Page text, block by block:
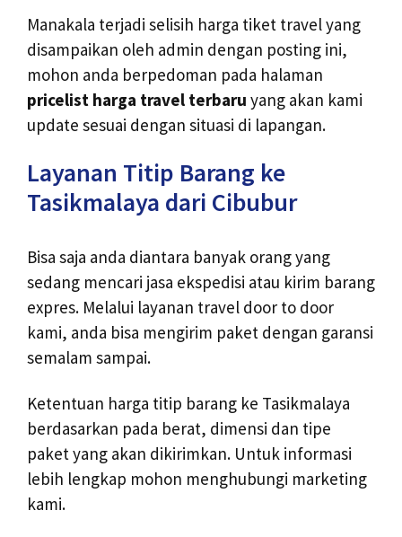
Manakala terjadi selisih harga tiket travel yang
disampaikan oleh admin dengan posting ini,
mohon anda berpedoman pada halaman
pricelist harga travel terbaru yang akan kami
update sesuai dengan situasi di lapangan.
Layanan Titip Barang ke
Tasikmalaya dari Cibubur
Bisa saja anda diantara banyak orang yang
sedang mencari jasa ekspedisi atau kirim barang
expres. Melalui layanan travel door to door
kami, anda bisa mengirim paket dengan garansi
semalam sampai.
Ketentuan harga titip barang ke Tasikmalaya
berdasarkan pada berat, dimensi dan tipe
paket yang akan dikirimkan. Untuk informasi
lebih lengkap mohon menghubungi marketing
kami.